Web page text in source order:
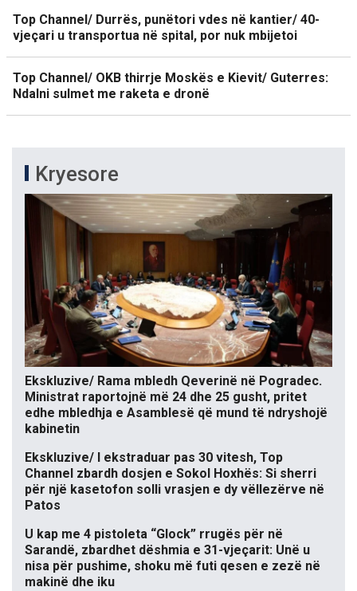
Top Channel/ Durrës, punëtori vdes në kantier/ 40-
vjeçari u transportua në spital, por nuk mbijetoi
Top Channel/ OKB thirrje Moskës e Kievit/ Guterres:
Ndalni sulmet me raketa e dronë
Kryesore
Ekskluzive/ Rama mbledh Qeverinë në Pogradec.
Ministrat raportojnë më 24 dhe 25 gusht, pritet
edhe mbledhja e Asamblesë që mund të ndryshojë
kabinetin
Ekskluzive/ I ekstraduar pas 30 vitesh, Top
Channel zbardh dosjen e Sokol Hoxhës: Si sherri
për një kasetofon solli vrasjen e dy vëllezërve në
Patos
U kap me 4 pistoleta “Glock” rrugës për në
Sarandë, zbardhet dëshmia e 31-vjeçarit: Unë u
nisa për pushime, shoku më futi qesen e zezë në
makinë dhe iku